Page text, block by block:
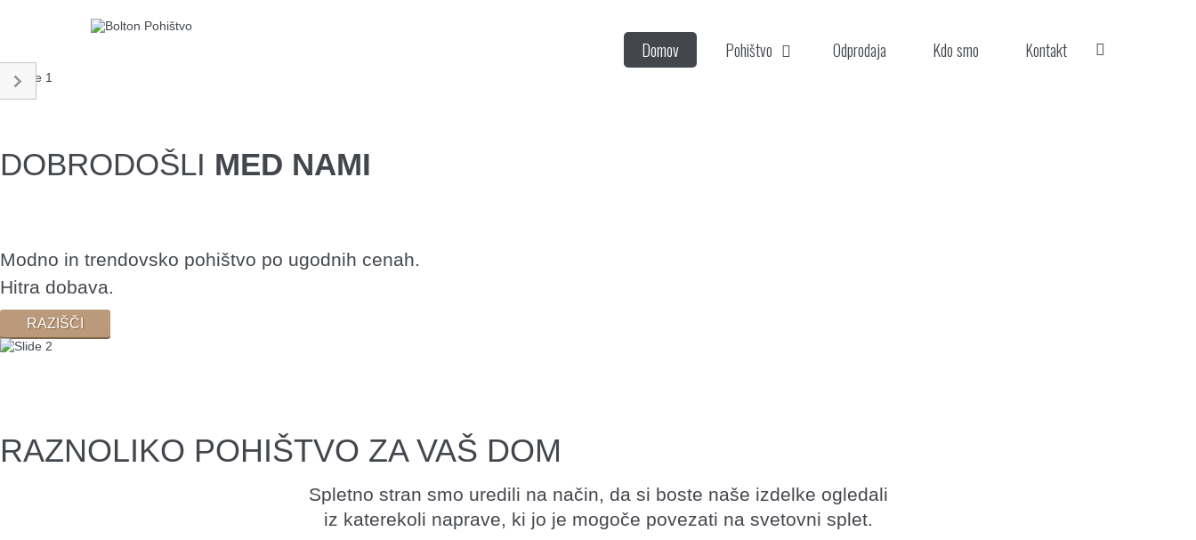
Domov Pohištvo Odprodaja Kdo smo Kontakt
DOBRODOŠLI MED NAMI
Modno in trendovsko pohištvo po ugodnih cenah.
Hitra dobava.
RAZIŠČI
RAZNOLIKO POHIŠTVO ZA VAŠ DOM
Spletno stran smo uredili na način, da si boste naše izdelke ogledali
iz katerekoli naprave, ki jo je mogoče povezati na svetovni splet.